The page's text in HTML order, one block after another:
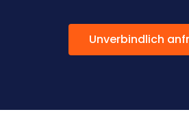
Unverbindlich